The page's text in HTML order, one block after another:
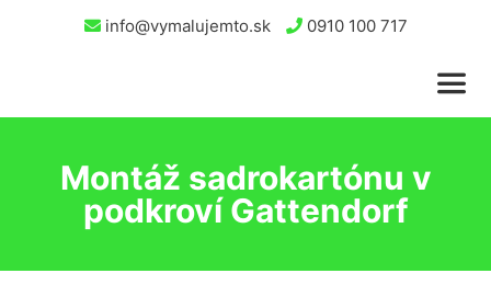
info@vymalujemto.sk 0910 100 717
Montáž sadrokartónu v
podkroví Gattendorf